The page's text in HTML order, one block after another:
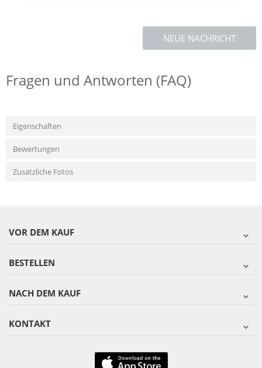
NEUE NACHRICHT
Fragen und Antworten (FAQ)
Eigenschaften
Bewertungen
Zusätzliche Fotos
VOR DEM KAUF
BESTELLEN
NACH DEM KAUF
KONTAKT